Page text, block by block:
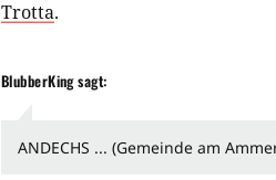
Trotta.
BlubberKingsagt:
ANDECHS ... (Gemeinde am